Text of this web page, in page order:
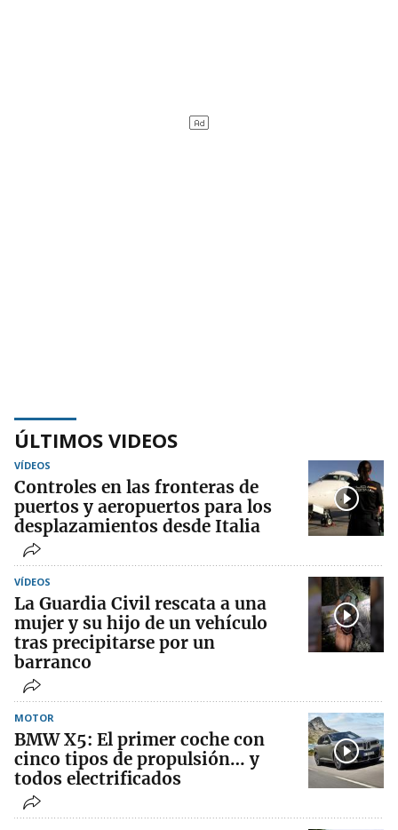
ÚLTIMOS VIDEOS
VÍDEOS
Controles en las fronteras de
puertos y aeropuertos para los
desplazamientos desde Italia
VÍDEOS
La Guardia Civil rescata a una
mujer y su hijo de un vehículo
tras precipitarse por un
barranco
MOTOR
BMW X5: El primer coche con
cinco tipos de propulsión… y
todos electrificados